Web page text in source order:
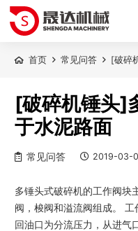
首页 常见问答 [破碎
[破碎机锤头]
于水泥路面
常见问答 2019-03-
多锤头式破碎机的工作阀块
阀，梭阀和溢流阀组成。
回油口为分流压力，从进气